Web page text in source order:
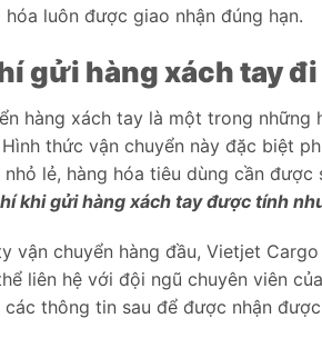
hóa luôn được giao nhận đúng hạn.
gửi hàng xách tay đi
hàng xách tay là một trong
thức vận chuyển này đặc biệt
nhỏ lẻ, hàng hóa tiêu dùng cần
khi gửi hàng xách tay được tính
vận chuyển hàng đầu, Vietjet
liên hệ với đội ngũ chuyên viên
các thông tin sau để được nhận